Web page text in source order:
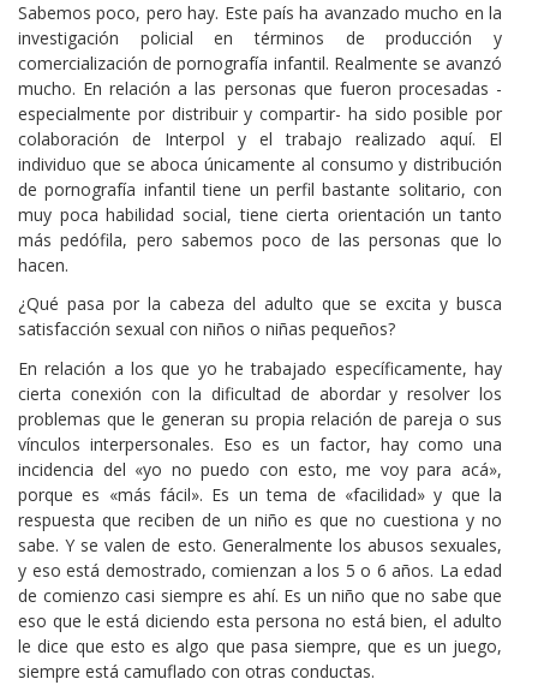
Sabemos poco, pero hay. Este país ha avanzado mucho en la
investigación policial en términos de producción y
comercialización de pornografía infantil. Realmente se avanzó
mucho. En relación a las personas que fueron procesadas -
especialmente por distribuir y compartir- ha sido posible por
colaboración de Interpol y el trabajo realizado aquí. El
individuo que se aboca únicamente al consumo y distribución
de pornografía infantil tiene un perfil bastante solitario, con
muy poca habilidad social, tiene cierta orientación un tanto
más pedófila, pero sabemos poco de las personas que lo
hacen.
¿Qué pasa por la cabeza del adulto que se excita y busca
satisfacción sexual con niños o niñas pequeños?
En relación a los que yo he trabajado específicamente, hay
cierta conexión con la dificultad de abordar y resolver los
problemas que le generan su propia relación de pareja o sus
vínculos interpersonales. Eso es un factor, hay como una
incidencia del «yo no puedo con esto, me voy para acá»,
porque es «más fácil». Es un tema de «facilidad» y que la
respuesta que reciben de un niño es que no cuestiona y no
sabe. Y se valen de esto. Generalmente los abusos sexuales,
y eso está demostrado, comienzan a los 5 o 6 años. La edad
de comienzo casi siempre es ahí. Es un niño que no sabe que
eso que le está diciendo esta persona no está bien, el adulto
le dice que esto es algo que pasa siempre, que es un juego,
siempre está camuflado con otras conductas.